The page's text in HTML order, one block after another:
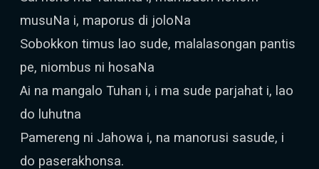
musuNa i, maporus di joloNa
Sobokkon timus lao sude, malalasongan pantis
pe, niombus ni hosaNa
Ai na mangalo Tuhan i, i ma sude parjahat i, lao
do luhutna
Pamereng ni Jahowa i, na manorusi sasude, i
do paserakhonsa.